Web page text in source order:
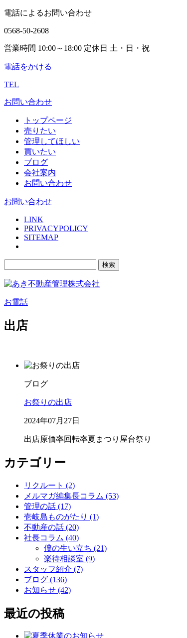
電話によるお問い合わせ
0568-50-2608
営業時間 10:00～18:00 定休日 土・日・祝
電話をかける
TEL
お問い合わせ
トップページ
売りたい
管理してほしい
買いたい
ブログ
会社案内
お問い合わせ
お問い合わせ
LINK
PRIVACYPOLICY
SITEMAP
お電話
出店
ブログ
お祭りの出店
2024年07月27日
出店原価率回転率夏まつり 屋台祭り
カテゴリー
リクルート (2)
メルマガ編集長コラム (53)
管理の話 (17)
壱岐島ものがたり (1)
不動産の話 (20)
社長コラム (40)
僕の生い立ち (21)
楽待相談室 (9)
スタッフ紹介 (7)
ブログ (136)
お知らせ (42)
最近の投稿